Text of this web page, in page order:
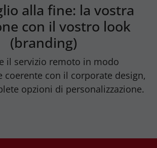
alla fine: la vostra
con il vostro look
(branding)
il servizio remoto in modo
coerente con il corporate design,
opzioni di personalizzazione.